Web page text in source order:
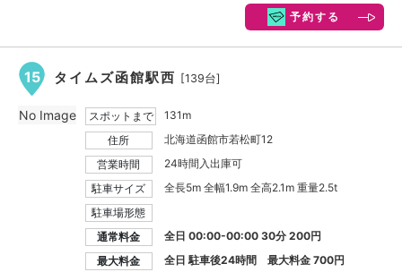
予約する
15 タイムズ函館駅西 [139台]
スポットまで
131m
住所
北海道函館市若松町12
営業時間
24時間入出庫可
駐車サイズ
全長5m 全幅1.9m 全高2.1m 重量2.5t
駐車場形態
通常料金
全日 00:00-00:00 30分 200円
最大料金
全日 駐車後24時間 最大料金700円
No Image